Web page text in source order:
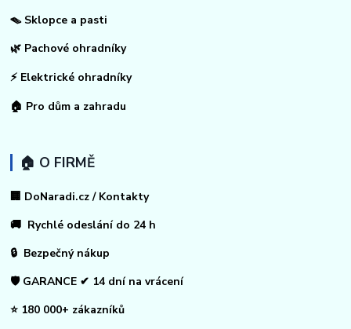
🪤 Sklopce a pasti
🌿 Pachové ohradníky
⚡ Elektrické ohradníky
🏠 Pro dům a zahradu
🏠 O FIRMĚ
🏢 DoNaradi.cz / Kontakty
🚚 Rychlé odeslání do 24 h
🔒 Bezpečný nákup
🛡️ GARANCE ✔ 14 dní na vrácení
⭐ 180 000+ zákazníků